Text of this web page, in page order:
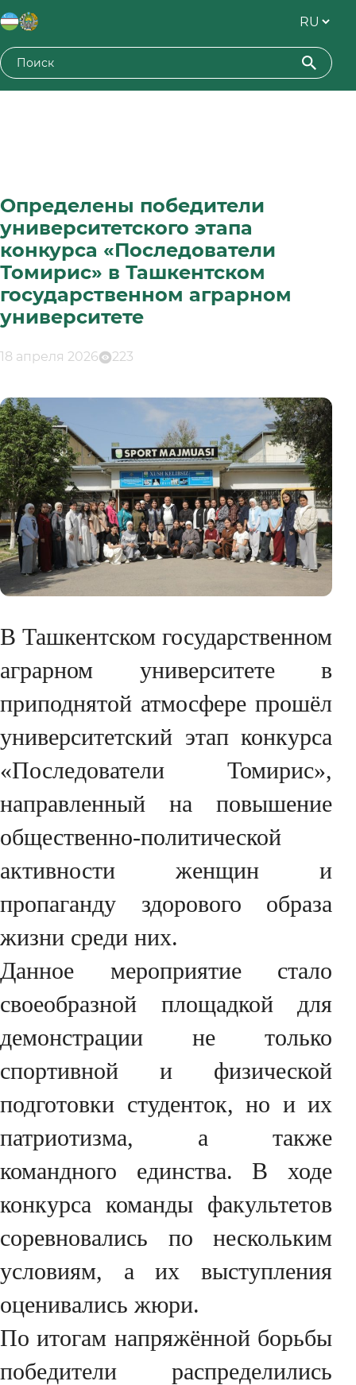
Определены победители
университетского этапа
конкурса «Последователи
Томирис» в Ташкентском
государственном аграрном
университете
18 апреля 2026 223
В Ташкентском государственном
аграрном университете в
приподнятой атмосфере прошёл
университетский этап конкурса
«Последователи Томирис»,
направленный на повышение
общественно-политической
активности женщин и
пропаганду здорового образа
жизни среди них.
Данное мероприятие стало
своеобразной площадкой для
демонстрации не только
спортивной и физической
подготовки студенток, но и их
патриотизма, а также
командного единства. В ходе
конкурса команды факультетов
соревновались по нескольким
условиям, а их выступления
оценивались жюри.
По итогам напряжённой борьбы
победители распределились